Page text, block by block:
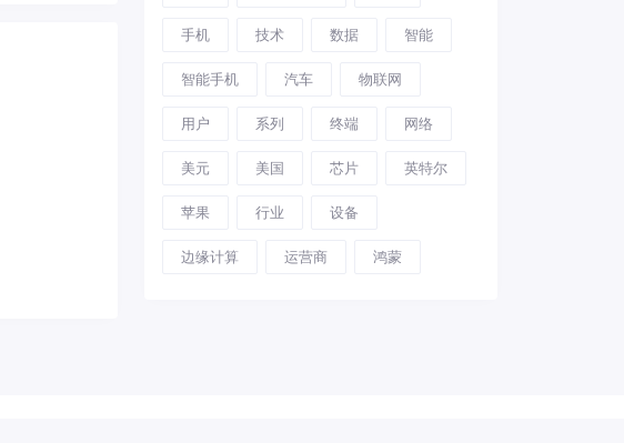
手机 技术 数据 智能
智能手机 汽车 物联网
用户 系列 终端 网络
美元 美国 芯片 英特尔
苹果 行业 设备
边缘计算 运营商 鸿蒙